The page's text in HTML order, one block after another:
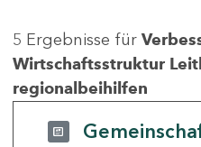
5 Ergebnisse für
Wirtschaftsstruktur
regionalbeihilfen